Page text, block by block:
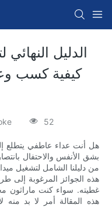
الدليل
كيفية كسب
52
هل أنت عداء عاطفي يتطلع
بشق الأنفس والاحتفال
من دليلنا الشامل لتشغيل
هذه الجوائز المرغوبة إلى
غطيته. سواء كنت ماراثون
هذه المقالة أمر لا بد